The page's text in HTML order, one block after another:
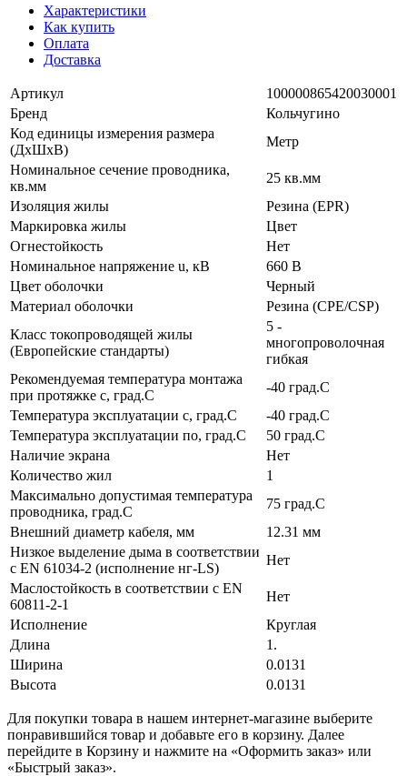
Характеристики
Как купить
Оплата
Доставка
Артикул
100000865420030001
Бренд
Кольчугино
Код единицы измерения размера
(ДхШхВ)
Метр
Номинальное сечение проводника,
кв.мм
25 кв.мм
Изоляция жилы
Резина (EPR)
Маркировка жилы
Цвет
Огнестойкость
Нет
Номинальное напряжение u, кВ
660 В
Цвет оболочки
Черный
Материал оболочки
Резина (CPE/CSP)
Класс токопроводящей жилы
(Европейские стандарты)
5 -
многопроволочная
гибкая
Рекомендуемая температура монтажа
при протяжке с, град.C
-40 град.C
Температура эксплуатации с, град.C
-40 град.C
Температура эксплуатации по, град.C
50 град.C
Наличие экрана
Нет
Количество жил
1
Максимально допустимая температура
проводника, град.C
75 град.C
Внешний диаметр кабеля, мм
12.31 мм
Низкое выделение дыма в соответствии
с EN 61034-2 (исполнение нг-LS)
Нет
Маслостойкость в соответствии с EN
60811-2-1
Нет
Исполнение
Круглая
Длина
1.
Ширина
0.0131
Высота
0.0131
Для покупки товара в нашем интернет-магазине выберите
понравившийся товар и добавьте его в корзину. Далее
перейдите в Корзину и нажмите на «Оформить заказ» или
«Быстрый заказ».